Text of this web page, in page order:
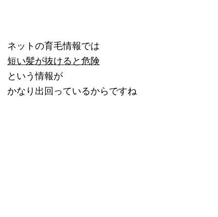
ネットの育毛情報では
短い髪が抜けると危険
という情報が
かなり出回っているからですね